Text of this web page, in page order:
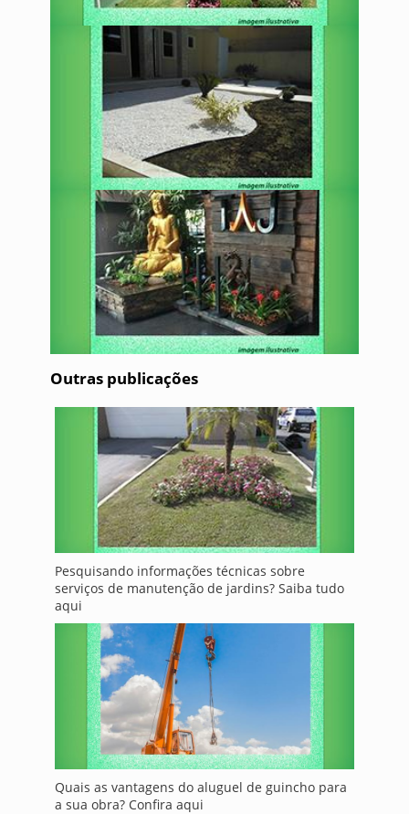
Outras publicações
Pesquisando informações técnicas sobre
serviços de manutenção de jardins? Saiba tudo
aqui
Quais as vantagens do aluguel de guincho para
a sua obra? Confira aqui